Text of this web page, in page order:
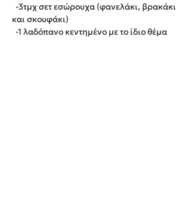
-3τμχ σετ εσώρουχα (φανελάκι, βρακάκι
και σκουφάκι)
-1 λαδόπανο κεντημένο με το ίδιο θέμα